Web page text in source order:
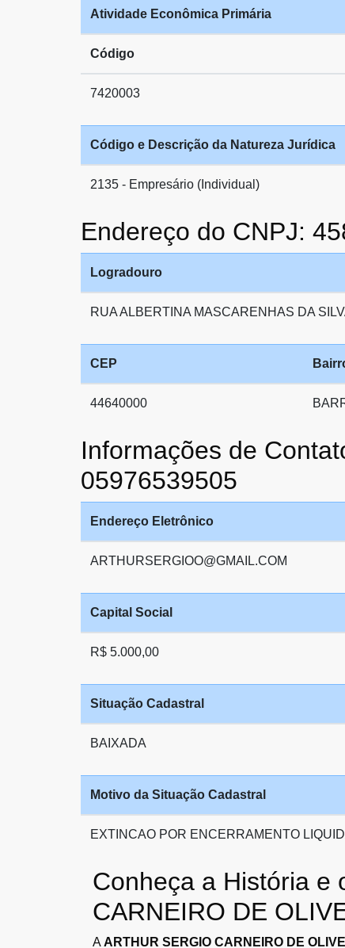
Atividade Econômica Primária
Código
7420003
Código e Descrição da Natureza Jurídica
2135 - Empresário (Individual)
Endereço do CNPJ:
Logradouro
RUA ALBERTINA MASCARENHAS DA
CEP
44640000
Informações de
05976539505
Endereço Eletrônico
ARTHURSERGIOO@GMAIL.COM
Capital Social
R$ 5.000,00
Situação Cadastral
BAIXADA
Motivo da Situação Cadastral
EXTINCAO POR ENCERRAMENTO
Conheça a História e
CARNEIRO DE
AARTHUR SERGIO CARNEIRO DE